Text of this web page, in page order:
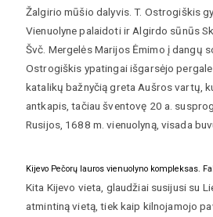
Žalgirio mūšio dalyvis. T. Ostrogiškis
Vienuolyne palaidoti ir Algirdo sūnūs
Švč. Mergelės Marijos Ėmimo į dangų
Ostrogiškis ypatingai išgarsėjo
katalikų bažnyčią greta Aušros vartų,
antkapis, tačiau šventovę 20 a.
Rusijos, 1688 m. vienuolyną, visada
Kijevo Pečorų lauros vienuolyno kompleksas.
Kita Kijevo vieta, glaudžiai susijusi su
atmintiną vietą, tiek kaip kilnojamojo